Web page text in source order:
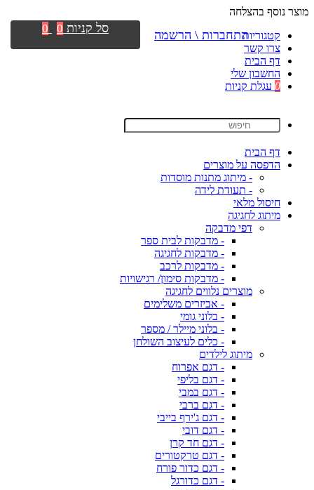
מוצר נוסף בהצלחה
קטגוריות
צרו קשר
דף הבית
החשבון שלי
0 עגלת קניות
דף הבית
הדפסה על מוצרים
- מיתוג מתנות מוסדות
- תעודת לידה
חיסול מלאי
מיתוג לחגיגה
דפי מדבקה
- מדבקות לבית ספר
- מדבקות לחגיגה
- מדבקות לרכב
- מדבקות סימון/ רגישויות
מוצרים נלווים לחגיגה
- אביזרים משלימים
- בלוני גומי
- בלוני מיילר / מספר
- כלים לעיצוב השולחן
מיתוג לילדים
- דגם אפרוח
- דגם בליפי
- דגם במבי
- דגם ברבי
- דגם ג'ירף בייבי
- דגם דובי
- דגם חד קרן
- דגם טרקטורים
- דגם כדור פורח
- דגם כדורגל
התחברות \ הרשמה סל קניות 0
0